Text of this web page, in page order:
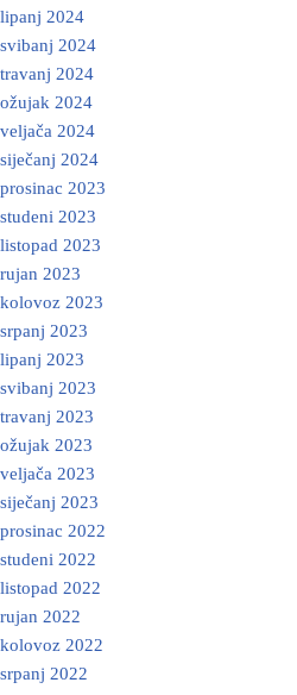
lipanj 2024
svibanj 2024
travanj 2024
ožujak 2024
veljača 2024
siječanj 2024
prosinac 2023
studeni 2023
listopad 2023
rujan 2023
kolovoz 2023
srpanj 2023
lipanj 2023
svibanj 2023
travanj 2023
ožujak 2023
veljača 2023
siječanj 2023
prosinac 2022
studeni 2022
listopad 2022
rujan 2022
kolovoz 2022
srpanj 2022